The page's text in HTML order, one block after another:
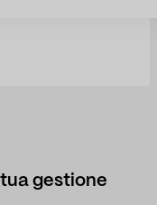
gestione